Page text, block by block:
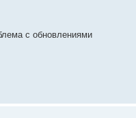
с обновлениями